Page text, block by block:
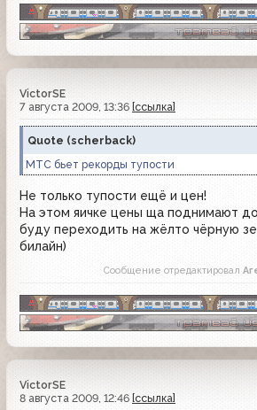
VictorSE
7 августа 2009, 13:36 [ссылка]
Quote (scherback)
МТС бьет рекорды тупости
Не только тупости ещё и цен!
На этом яичке цены ща поднимают
буду переходить на жёлто чёрную
билайн)
Сообщение отредактировал
VictorSE
8 августа 2009, 12:46 [ссылка]